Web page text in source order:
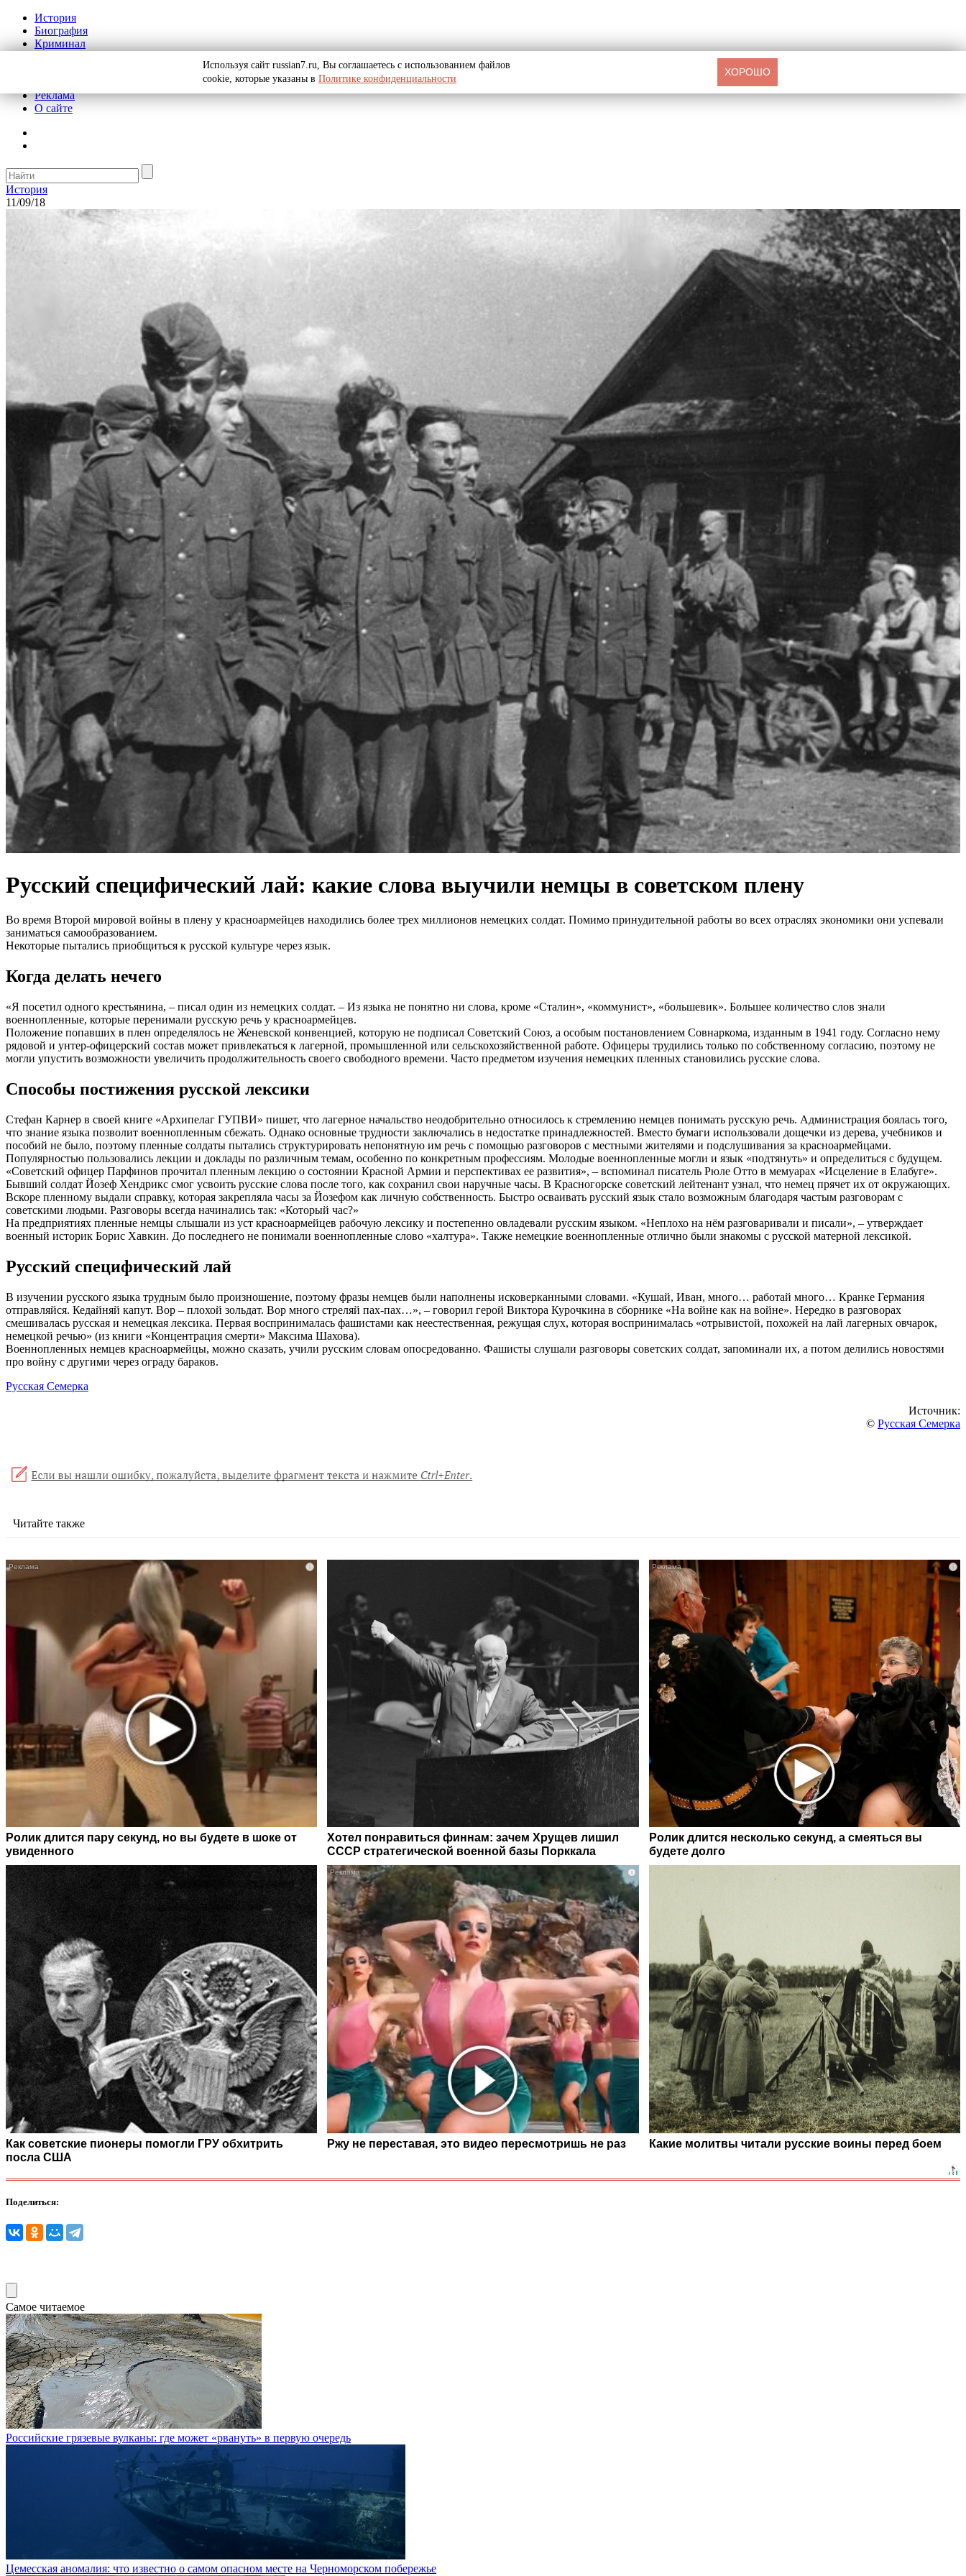
История
Биография
Криминал
Реклама
О сайте
История
11/09/18
Русский специфический лай: какие слова выучили немцы в советском плену
Во время Второй мировой войны в плену у красноармейцев находились более трех миллионов немецких солдат. Помимо принудительной работы во всех отраслях экономики они успевали
заниматься самообразованием.
Некоторые пытались приобщиться к русской культуре через язык.
Когда делать нечего
«Я посетил одного крестьянина, – писал один из немецких солдат. – Из языка не понятно ни слова, кроме «Сталин», «коммунист», «большевик». Большее количество слов знали
военнопленные, которые перенимали русскую речь у красноармейцев.
Положение попавших в плен определялось не Женевской конвенцией, которую не подписал Советский Союз, а особым постановлением Совнаркома, изданным в 1941 году. Согласно нему
рядовой и унтер-офицерский состав может привлекаться к лагерной, промышленной или сельскохозяйственной работе. Офицеры трудились только по собственному согласию, поэтому не
могли упустить возможности увеличить продолжительность своего свободного времени. Часто предметом изучения немецких пленных становились русские слова.
Способы постижения русской лексики
Стефан Карнер в своей книге «Архипелаг ГУПВИ» пишет, что лагерное начальство неодобрительно относилось к стремлению немцев понимать русскую речь. Администрация боялась того,
что знание языка позволит военнопленным сбежать. Однако основные трудности заключались в недостатке принадлежностей. Вместо бумаги использовали дощечки из дерева, учебников и
пособий не было, поэтому пленные солдаты пытались структурировать непонятную им речь с помощью разговоров с местными жителями и подслушивания за красноармейцами.
Популярностью пользовались лекции и доклады по различным темам, особенно по конкретным профессиям. Молодые военнопленные могли и язык «подтянуть» и определиться с будущем.
«Советский офицер Парфинов прочитал пленным лекцию о состоянии Красной Армии и перспективах ее развития», – вспоминал писатель Рюле Отто в мемуарах «Исцеление в Елабуге».
Бывший солдат Йозеф Хендрикс смог усвоить русские слова после того, как сохранил свои наручные часы. В Красногорске советский лейтенант узнал, что немец прячет их от окружающих.
Вскоре пленному выдали справку, которая закрепляла часы за Йозефом как личную собственность. Быстро осваивать русский язык стало возможным благодаря частым разговорам с
советскими людьми. Разговоры всегда начинались так: «Который час?»
На предприятиях пленные немцы слышали из уст красноармейцев рабочую лексику и постепенно овладевали русским языком. «Неплохо на нём разговаривали и писали», – утверждает
военный историк Борис Хавкин. До последнего не понимали военнопленные слово «халтура». Также немецкие военнопленные отлично были знакомы с русской матерной лексикой.
Русский специфический лай
В изучении русского языка трудным было произношение, поэтому фразы немцев были наполнены исковерканными словами. «Кушай, Иван, много… работай много… Кранке Германия
отправляйся. Кедайняй капут. Вор – плохой зольдат. Вор много стреляй пах-пах…», – говорил герой Виктора Курочкина в сборнике «На войне как на войне». Нередко в разговорах
смешивалась русская и немецкая лексика. Первая воспринималась фашистами как неестественная, режущая слух, которая воспринималась «отрывистой, похожей на лай лагерных овчарок,
немецкой речью» (из книги «Концентрация смерти» Максима Шахова).
Военнопленных немцев красноармейцы, можно сказать, учили русским словам опосредованно. Фашисты слушали разговоры советских солдат, запоминали их, а потом делились новостями
про войну с другими через ограду бараков.
Русская Семерка
Источник:
© Русская Семерка
Читайте также
i
Ролик длится пару секунд, но вы будете в шоке от
увиденного
Хотел понравиться финнам: зачем Хрущев лишил
СССР стратегической военной базы Порккала
i
Ролик длится несколько секунд, а смеяться вы
будете долго
Как советские пионеры помогли ГРУ обхитрить
посла США
i
Ржу не переставая, это видео пересмотришь не раз Какие молитвы читали русские воины перед боем
Поделиться:
Самое читаемое
Российские грязевые вулканы: где может «рвануть» в первую очередь
Цемесская аномалия: что известно о самом опасном месте на Черноморском побережье
Используя сайт russian7.ru, Вы соглашаетесь с использованием файлов
cookie, которые указаны в Политике конфиденциальности
ХОРОШО